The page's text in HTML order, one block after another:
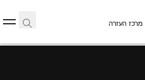
מרכז העזרה